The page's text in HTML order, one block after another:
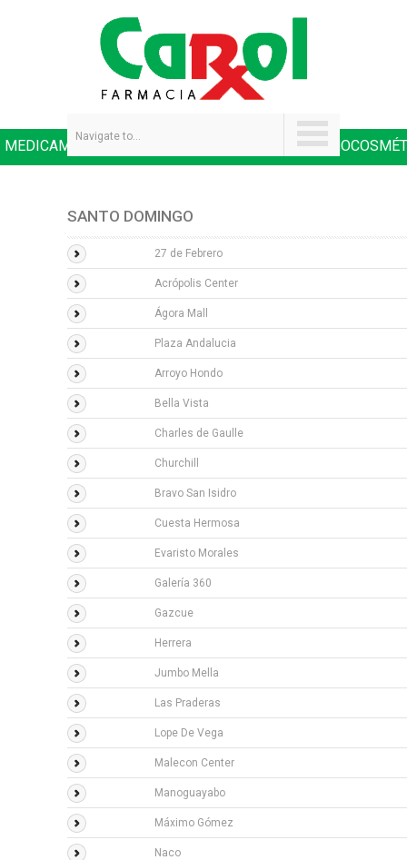
Navigate to...
MEDICAMENTOS
SANTO DOMINGO
27 de Febrero
Acrópolis Center
Ágora Mall
Plaza Andalucia
Arroyo Hondo
Bella Vista
Charles de Gaulle
Churchill
Bravo San Isidro
Cuesta Hermosa
Evaristo Morales
Galería 360
Gazcue
Herrera
Jumbo Mella
Las Praderas
Lope De Vega
Malecon Center
Manoguayabo
Máximo Gómez
Naco